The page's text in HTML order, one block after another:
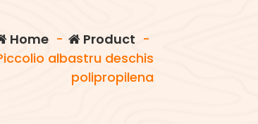
Home - Product -
albastru deschis
polipropilena